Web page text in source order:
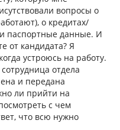
вопросы о
о кредитах/
паспортные данные. И
от кандидата? Я
устроюсь на работу.
отдела
и передана
ли прийти на
с чем
что всю нужно